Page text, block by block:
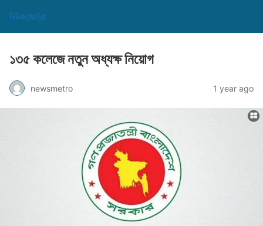
নিউজমেট্রো
১৩৫ কলেজে নতুন অধ্যক্ষ নিয়োগ
newsmetro 1 year ago